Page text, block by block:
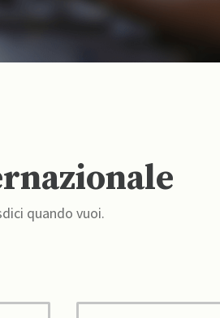
quando vuoi.